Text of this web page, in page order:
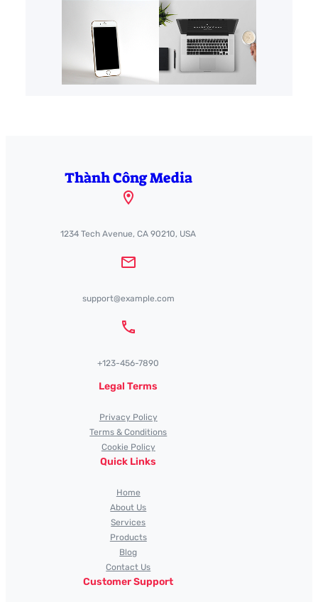
Thành Công Media
1234 Tech Avenue, CA 90210, USA
support@example.com
+123-456-7890
Legal Terms
Privacy Policy
Terms & Conditions
Cookie Policy
Quick Links
Home
About Us
Services
Products
Blog
Contact Us
Customer Support